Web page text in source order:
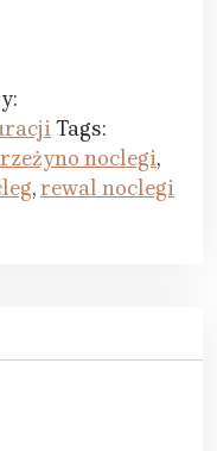
Tags:
noclegi,
,rewal noclegi